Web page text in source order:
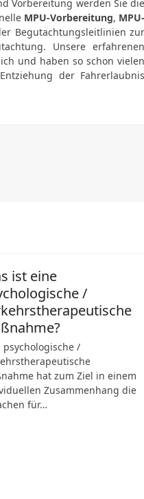
Vorbereitung werden Sie die
MPU-Vorbereitung, MPU-
Begutachtungsleitlinien
Unsere erfahrenen
und haben so schon vielen
der Fahrerlaubnis
ist eine
/
psychologische /
hat zum Ziel in einem
Zusammenhang die
für…